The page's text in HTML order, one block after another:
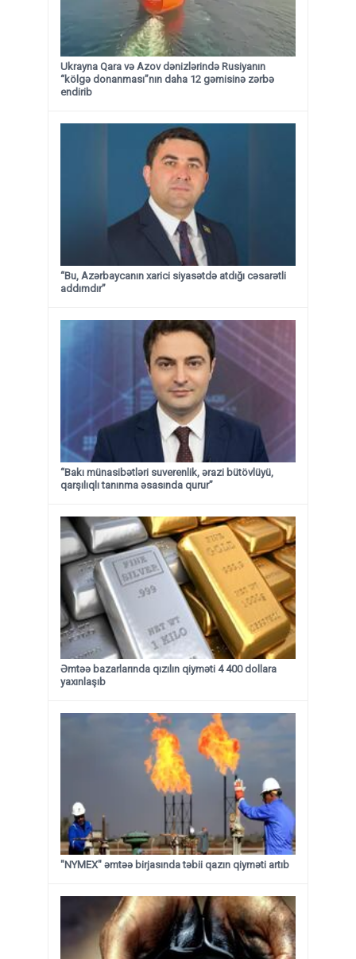
Ukrayna Qara və Azov dənizlərində Rusiyanın
“kölgə donanması”nın daha 12 gəmisinə zərbə
endirib
“Bu, Azərbaycanın xarici siyasətdə atdığı cəsarətli
addımdır”
“Bakı münasibətləri suverenlik, ərazi bütövlüyü,
qarşılıqlı tanınma əsasında qurur”
Əmtəə bazarlarında qızılın qiyməti 4 400 dollara
yaxınlaşıb
"NYMEX" əmtəə birjasında təbii qazın qiyməti artıb